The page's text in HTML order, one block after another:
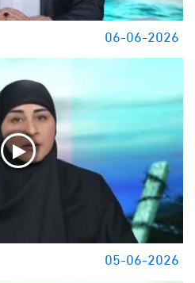
06-06-2026
05-06-2026